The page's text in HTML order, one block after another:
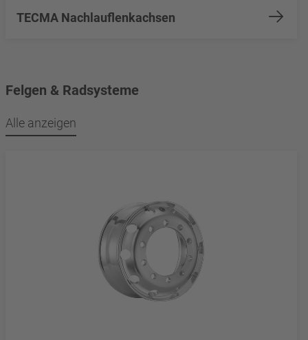
TECMA Nachlauflenkachsen
Felgen & Radsysteme
Alle anzeigen